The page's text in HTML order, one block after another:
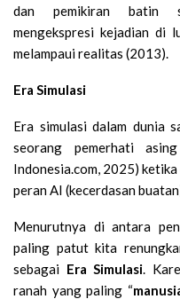
dan pemikiran batin
mengekspresi kejadian di
melampaui realitas (2013).
Era Simulasi
Era simulasi dalam dunia
seorang pemerhati
Indonesia.com, 2025)
peran AI (kecerdasan
Menurutnya di antara
paling patut kita
sebagai Era Simulasi.
ranah yang paling “